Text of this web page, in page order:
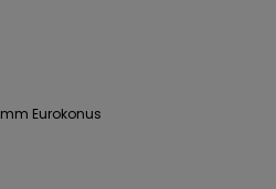
Eurokonus